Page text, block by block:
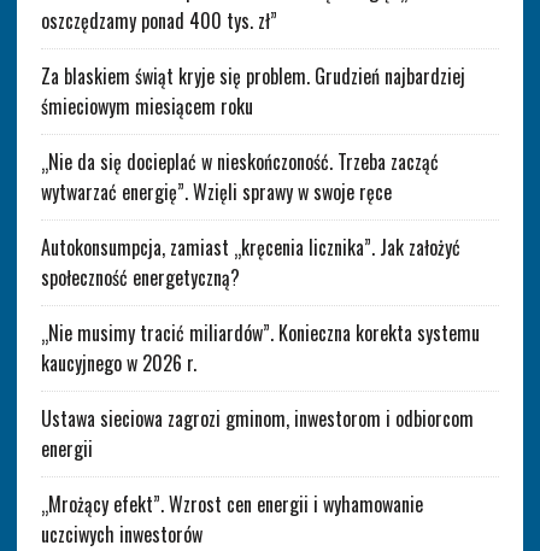
oszczędzamy ponad 400 tys. zł”
Za blaskiem świąt kryje się problem. Grudzień najbardziej
śmieciowym miesiącem roku
„Nie da się docieplać w nieskończoność. Trzeba zacząć
wytwarzać energię”. Wzięli sprawy w swoje ręce
Autokonsumpcja, zamiast „kręcenia licznika”. Jak założyć
społeczność energetyczną?
„Nie musimy tracić miliardów”. Konieczna korekta systemu
kaucyjnego w 2026 r.
Ustawa sieciowa zagrozi gminom, inwestorom i odbiorcom
energii
„Mrożący efekt”. Wzrost cen energii i wyhamowanie
uczciwych inwestorów